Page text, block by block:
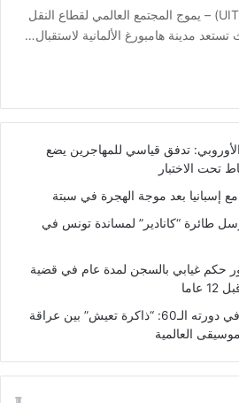
الاتحاد الدولي للنقل العام (UITP) – يموج المجتمع العالمي لقطاع النقل
مدينة هامبورغ الألمانية لاستقبال…
تدفق قياسي للمهاجرين يضع
تحت الاختبار
إسبانيا بعد موجة الهجرة في سبتة
ترسل طائرة “كانادير” لمساندة تونس في
حكم غيابي بالسجن لمدة عام في قضية
مهرجان الحمامات الدولي في دورته الـ60: “ذاكرة تعيش” بين عراقة
العالمية